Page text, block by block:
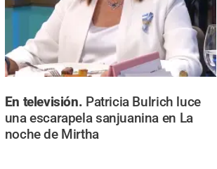
En televisión. Patricia Bulrich luce
una escarapela sanjuanina en La
noche de Mirtha